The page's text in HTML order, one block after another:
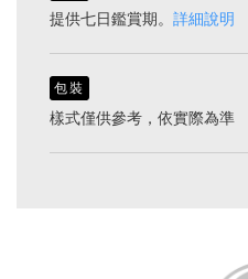
提供七日鑑賞期。 詳細說明
包裝
樣式僅供參考，依實際為準